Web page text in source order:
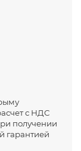
с НДС
получении
гарантией